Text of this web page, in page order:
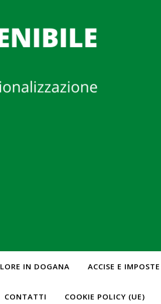
IN DOGANA ACCISE E
CONTATTI COOKIE POLICY (UE)